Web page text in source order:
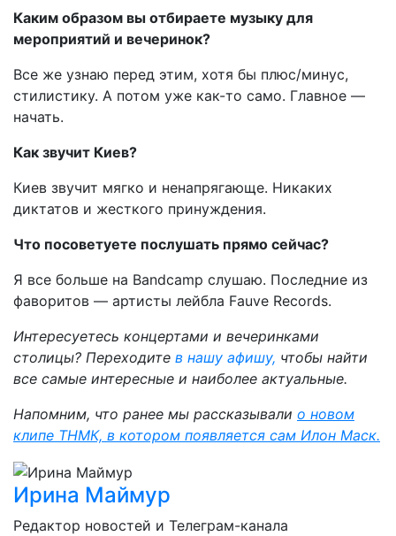
Каким образом вы отбираете музыку для
мероприятий и вечеринок?
Все же узнаю перед этим, хотя бы плюс/минус,
стилистику. А потом уже как-то само. Главное —
начать.
Как звучит Киев?
Киев звучит мягко и ненапрягающе. Никаких
диктатов и жесткого принуждения.
Что посоветуете послушать прямо сейчас?
Я все больше на Bandcamp слушаю. Последние из
фаворитов — артисты лейбла Fauve Records.
Интересуетесь концертами и вечеринками
столицы? Переходите в нашу афишу, чтобы найти
все самые интересные и наиболее актуальные.
Напомним, что ранее мы рассказывали о новом
клипе ТНМК, в котором появляется сам Илон Маск.
Ирина Маймур
Редактор новостей и Телеграм-канала